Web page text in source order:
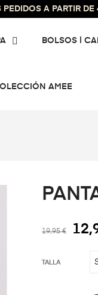
PEDIDOS A PARTIR
BOLSOS |
AMEE
19,95 €
TALLA